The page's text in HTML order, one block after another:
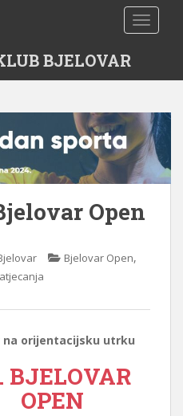
BJELOVAR
Open
Bjelovar Open,
na orijentacijsku utrku
BJELOVAR
OPEN